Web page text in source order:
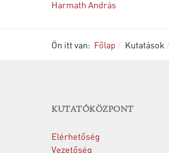
Harmath András
Ön itt van: Főlap Kutatások
KUTATÓKÖZPONT
Elérhetőség
Vezetőség